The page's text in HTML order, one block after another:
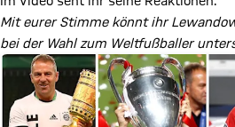
Mit eurer Stimme könnt ihr
bei der Wahl zum Weltfußballer